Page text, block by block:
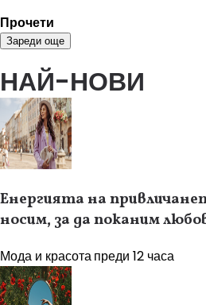
Прочети
Зареди още
НАЙ-НОВИ
Енергията на
носим, за да поканим
Мода и красотапреди 12 часа